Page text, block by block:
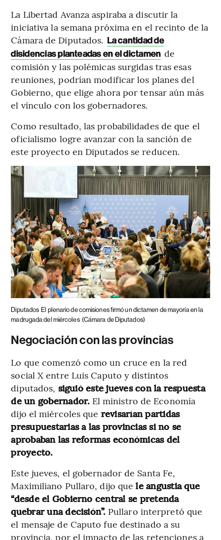
La Libertad Avanza aspiraba a discutir la
iniciativa la semana próxima en el recinto de la
Cámara de Diputados. La cantidad de
disidencias planteadas en el dictamen de
comisión y las polémicas surgidas tras esas
reuniones, podrían modificar los planes del
Gobierno, que elige ahora por tensar aún más
el vínculo con los gobernadores.
Como resultado, las probabilidades de que el
oficialismo logre avanzar con la sanción de
este proyecto en Diputados se reducen.
Diputados El plenario de comisiones firmó un dictamen de mayoría en la
madrugada del miércoles (Cámara de Diputados)
Negociación con las provincias
Lo que comenzó como un cruce en la red
social X entre Luis Caputo y distintos
diputados, siguió este jueves con la respuesta
de un gobernador. El ministro de Economía
dijo el miércoles que revisarían partidas
presupuestarias a las provincias si no se
aprobaban las reformas económicas del
proyecto.
Este jueves, el gobernador de Santa Fe,
Maximiliano Pullaro, dijo quele angustia que
“desde el Gobierno central se pretenda
quebrar una decisión”. Pullaro interpretó que
el mensaje de Caputo fue destinado a su
provincia, por el impacto de las retenciones a